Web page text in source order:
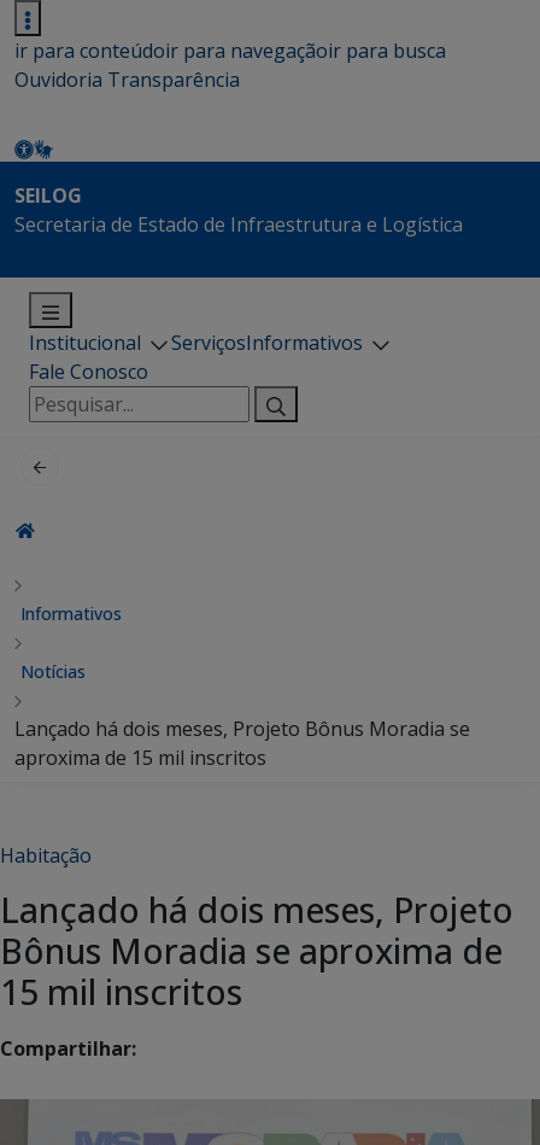
ir para conteúdoir para navegaçãoir para busca
Ouvidoria Transparência
SEILOG
Secretaria de Estado de Infraestrutura e Logística
Institucional ServiçosInformativos
Fale Conosco
Pesquisar
por:
Informativos
Notícias
Lançado há dois meses, Projeto Bônus Moradia se
aproxima de 15 mil inscritos
Habitação
Lançado há dois meses, Projeto
Bônus Moradia se aproxima de
15 mil inscritos
Compartilhar: